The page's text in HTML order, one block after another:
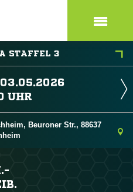
STAFFEL 3

Beuroner Str., 88637